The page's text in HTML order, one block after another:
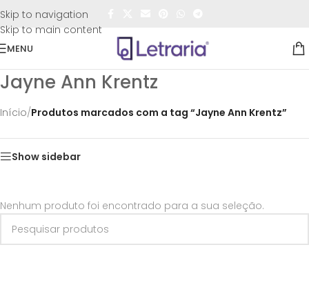
Skip to navigation
Skip to main content
FRETE GRÁTIS
MENU
Jayne Ann Krentz
Início/Produtos marcados com a tag “Jayne Ann Krentz”
Show sidebar
Nenhum produto foi encontrado para a sua seleção.